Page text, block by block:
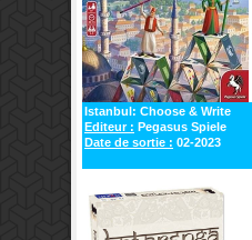
Istanbul: Choose & Write
Editeur : Pegasus Spiele
Date de sortie : 02-2023